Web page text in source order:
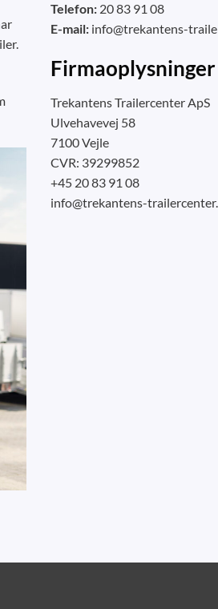
Telefon: 20 83 91 08
E-mail: info@trekantens-
Firmaoplysninger
Trekantens Trailercenter ApS
Ulvehavevej 58
7100 Vejle
CVR: 39299852
+45 20 83 91 08
info@trekantens-